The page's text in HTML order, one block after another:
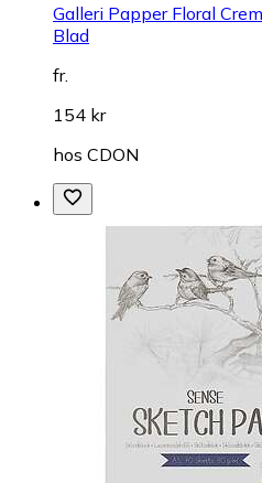
Galleri Papper Floral
Blad
fr.
154 kr
hos CDON